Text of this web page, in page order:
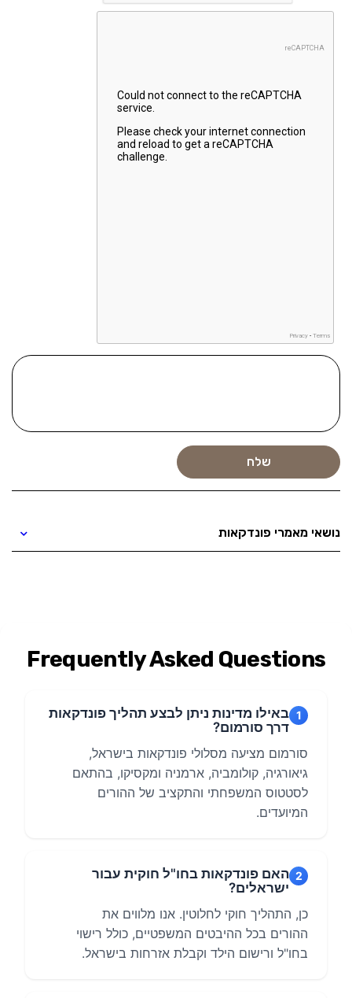
נושאי מאמרי פונדקאות
Frequently Asked Questions
1 באילו מדינות ניתן לבצע תהליך פונדקאות
דרך סורמום?
סורמום מציעה מסלולי פונדקאות בישראל,
גיאורגיה, קולומביה, ארמניה ומקסיקו, בהתאם
לסטטוס המשפחתי והתקציב של ההורים
המיועדים.
2 האם פונדקאות בחו"ל חוקית עבור
ישראלים?
כן, התהליך חוקי לחלוטין. אנו מלווים את
ההורים בכל ההיבטים המשפטיים, כולל רישוי
בחו"ל ורישום הילד וקבלת אזרחות בישראל.